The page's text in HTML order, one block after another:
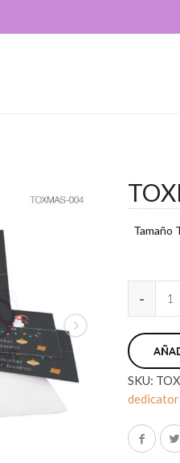
Tamaño
SKU: